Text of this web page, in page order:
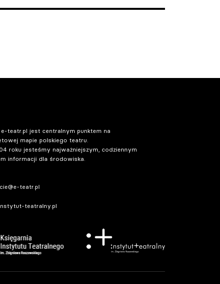
teatr.pl jest centralnym punktem na
mapie polskiego teatru.
roku jesteśmy najważniejszym, codziennym
informacji dla środowiska.
teatr.pl
teatralny.pl